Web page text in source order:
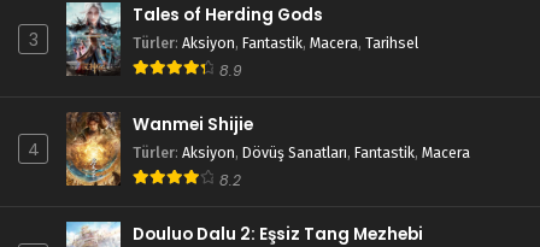
3
Tales of Herding Gods
Türler: Aksiyon, Fantastik, Macera, Tarihsel
8.9
4
Wanmei Shijie
Türler: Aksiyon, Dövüş Sanatları, Fantastik, Macera
8.2
Douluo Dalu 2: Eşsiz Tang Mezhebi